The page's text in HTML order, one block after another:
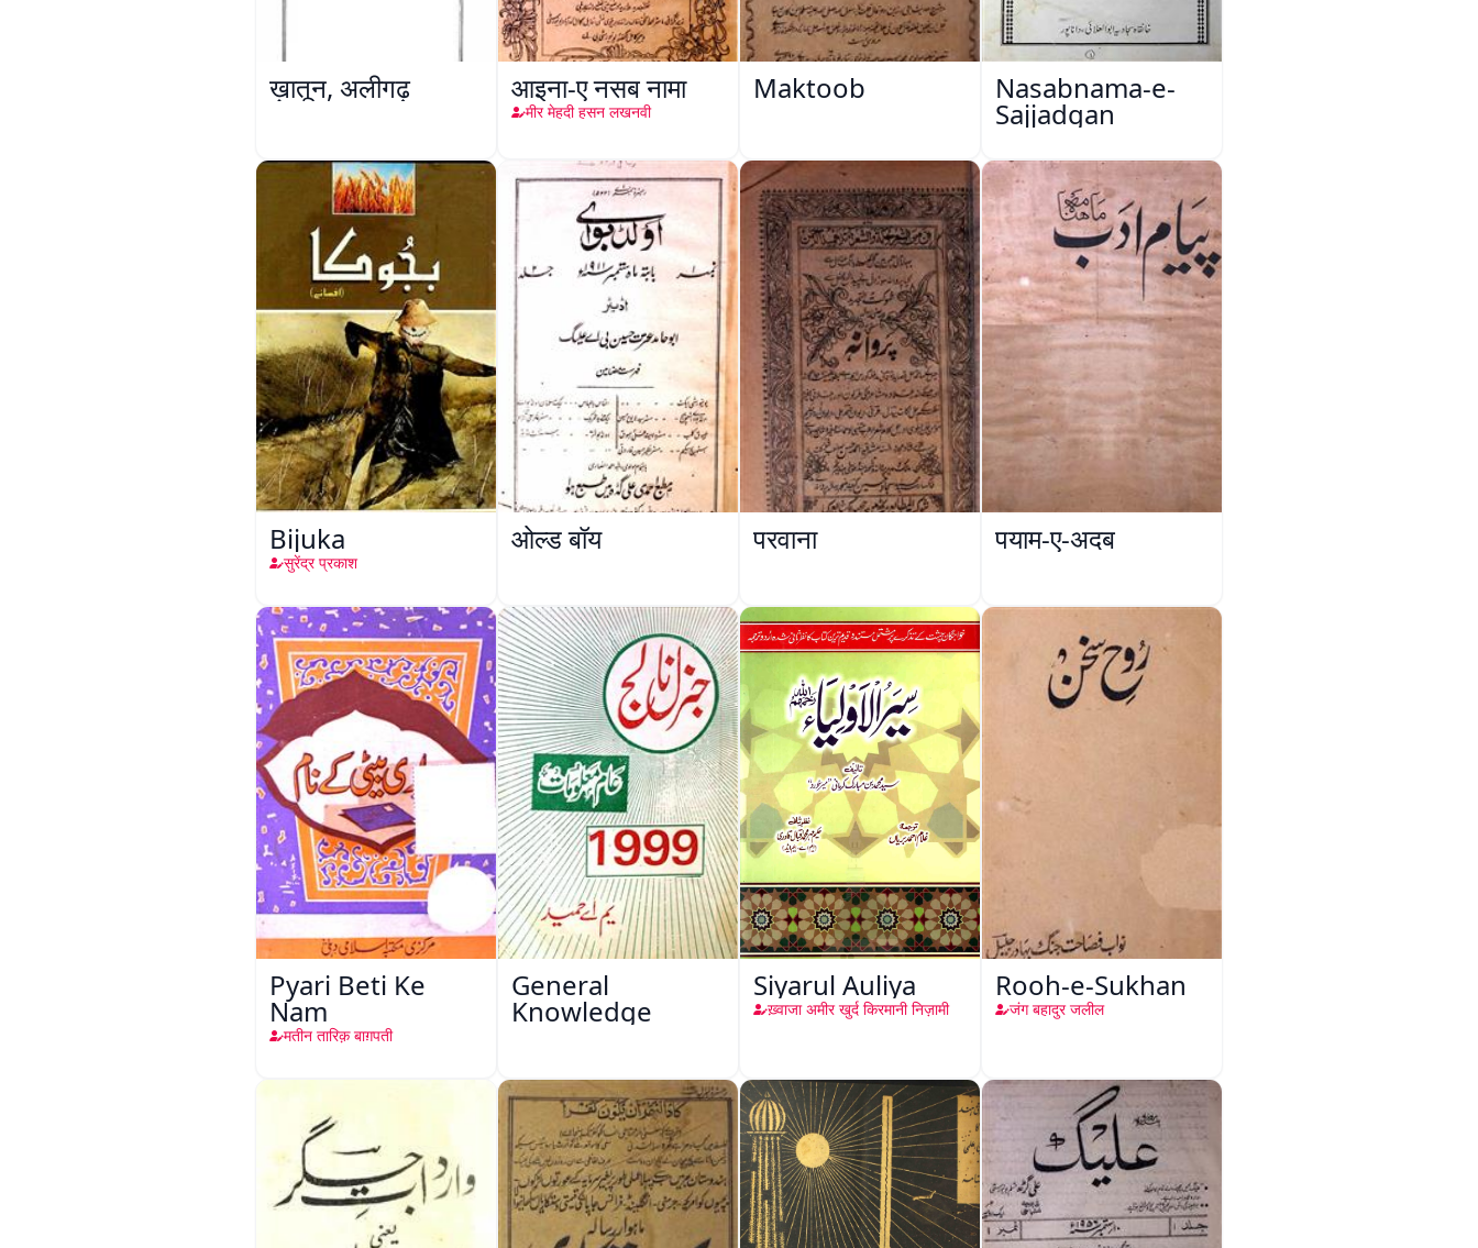
ख़ातून, अलीगढ़ आइना-ए नसब नामा
मीर मेहदी हसन लखनवी
Maktoob Nasabnama-e-
Sajjadgan
Bijuka
सुरेंद्र प्रकाश
ओल्ड बॉय परवाना पयाम-ए-अदब
Pyari Beti Ke
Nam
मतीन तारिक़ बाग़पती
General
Knowledge
Siyarul Auliya
ख़्वाजा अमीर खुर्द किरमानी निज़ामी
Rooh-e-Sukhan
जंग बहादुर जलील